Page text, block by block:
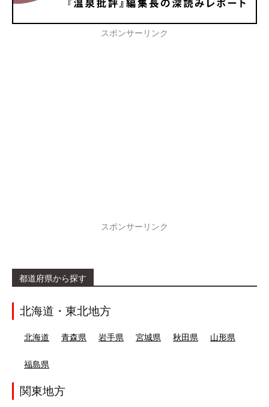
スポンサーリンク
スポンサーリンク
都道府県から探す
北海道・東北地方
北海道 青森県 岩手県 宮城県 秋田県 山形県
福島県
関東地方